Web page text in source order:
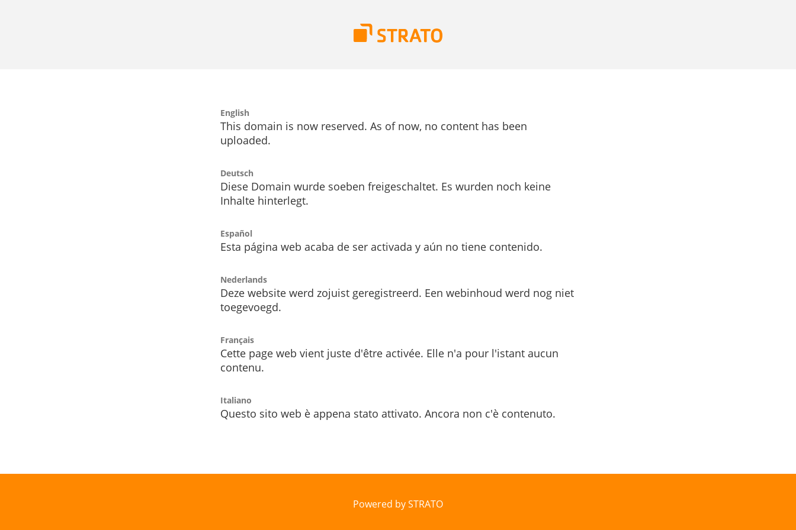
English
This domain is now reserved. As of now, no content has been
uploaded.
Deutsch
Diese Domain wurde soeben freigeschaltet. Es wurden noch keine
Inhalte hinterlegt.
Español
Esta página web acaba de ser activada y aún no tiene contenido.
Nederlands
Deze website werd zojuist geregistreerd. Een webinhoud werd nog niet
toegevoegd.
Français
Cette page web vient juste d'être activée. Elle n'a pour l'istant aucun
contenu.
Italiano
Questo sito web è appena stato attivato. Ancora non c'è contenuto.
Powered by STRATO